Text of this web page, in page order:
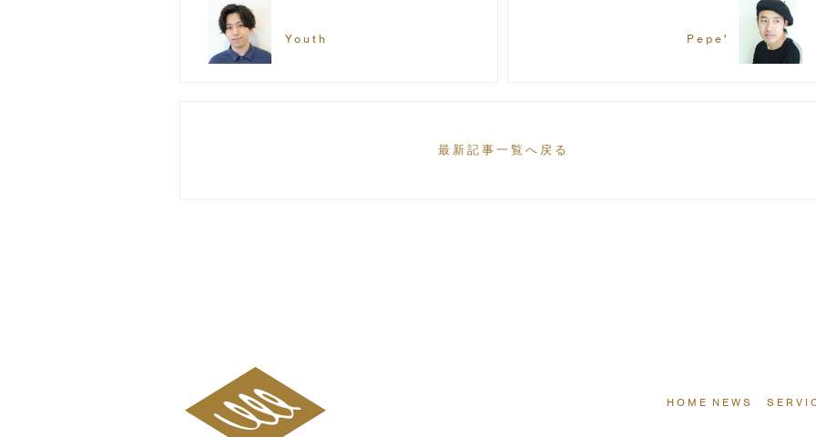
Youth Pepe'
最新記事一覧へ戻る
HOME NEWS